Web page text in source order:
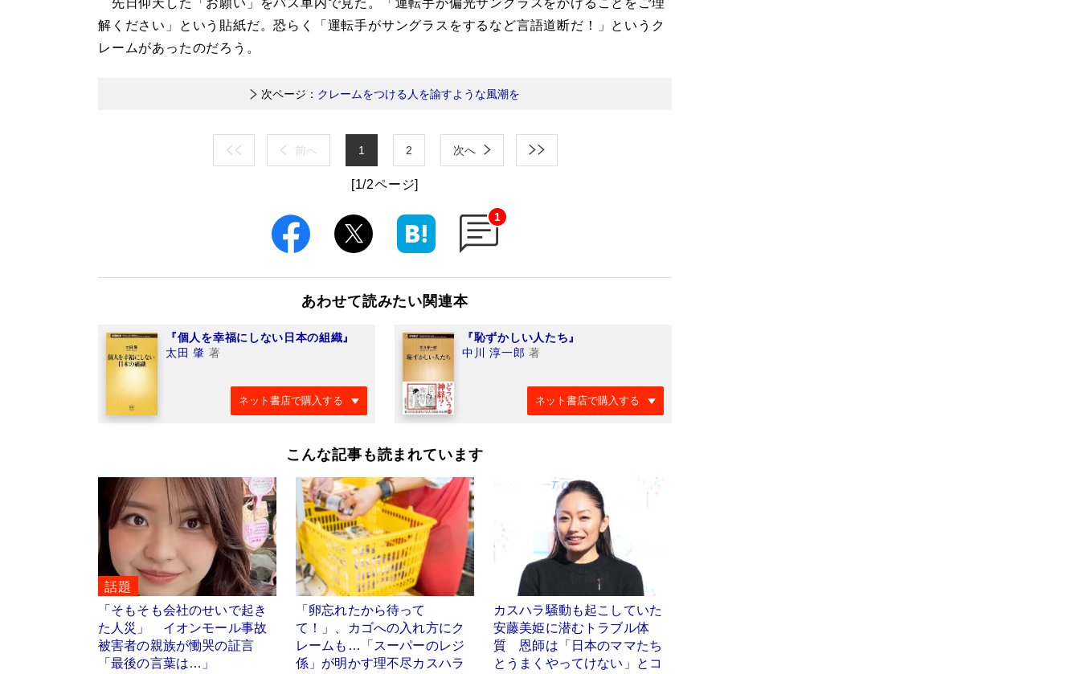
解ください」という貼紙だ。恐らく「運転手がサングラスをするなど言語道断だ！」というク
レームがあったのだろう。
次ページ： クレームをつける人を諭すような風潮を
前へ 1 2 次へ
[1/2ページ]
1
あわせて読みたい関連本
『個人を幸福にしない日本の組織』
太田 肇 著
ネット書店で購入する
『恥ずかしい人たち』
中川 淳一郎 著
ネット書店で購入する
こんな記事も読まれています
話題
「そもそも会社のせいで起き
た人災」 イオンモール事故
被害者の親族が慟哭の証言
「最後の言葉は…」
「卵忘れたから待って
て！」、カゴへの入れ方にク
レームも…「スーパーのレジ
係」が明かす理不尽カスハラ
カスハラ騒動も起こしていた
安藤美姫に潜むトラブル体
質 恩師は「日本のママたち
とうまくやってけない」とコ